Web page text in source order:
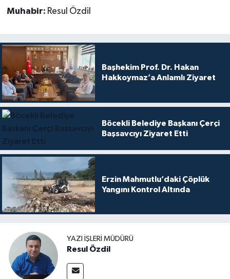
Muhabir: Resul Özdil
Başhekim Prof. Dr. Hakan
Hakkoymaz’a Anlamlı Ziyaret
Böcekli Belediye Başkanı Çerçi
Başsavcıyı Ziyaret Etti
Erzin Mahmutlu’daki Çöplük
Yangını Kontrol Altında
YAZI İŞLERI MÜDÜRÜ
Resul Özdil